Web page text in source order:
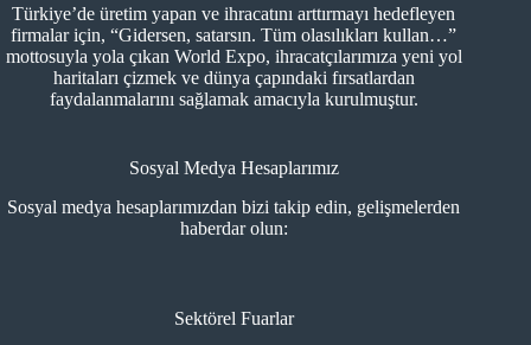
Türkiye’de üretim yapan ve ihracatını arttırmayı hedefleyen
firmalar için, “Gidersen, satarsın. Tüm olasılıkları kullan…”
mottosuyla yola çıkan World Expo, ihracatçılarımıza yeni yol
haritaları çizmek ve dünya çapındaki fırsatlardan
faydalanmalarını sağlamak amacıyla kurulmuştur.
Sosyal Medya Hesaplarımız
Sosyal medya hesaplarımızdan bizi takip edin, gelişmelerden
haberdar olun:
Sektörel Fuarlar